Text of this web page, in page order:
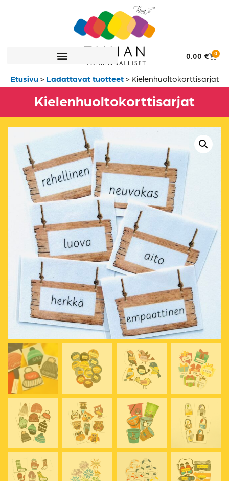
0,00 € 0
Etusivu> Ladattavat tuotteet> Kielenhuolto­korttisarjat
Kielenhuolto­korttisarjat